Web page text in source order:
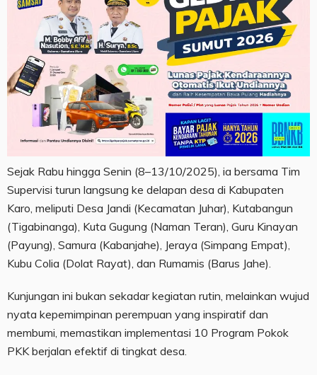
Sejak Rabu hingga Senin (8–13/10/2025), ia bersama Tim
Supervisi turun langsung ke delapan desa di Kabupaten
Karo, meliputi Desa Jandi (Kecamatan Juhar), Kutabangun
(Tigabinanga), Kuta Gugung (Naman Teran), Guru Kinayan
(Payung), Samura (Kabanjahe), Jeraya (Simpang Empat),
Kubu Colia (Dolat Rayat), dan Rumamis (Barus Jahe).
Kunjungan ini bukan sekadar kegiatan rutin, melainkan wujud
nyata kepemimpinan perempuan yang inspiratif dan
membumi, memastikan implementasi 10 Program Pokok
PKK berjalan efektif di tingkat desa.